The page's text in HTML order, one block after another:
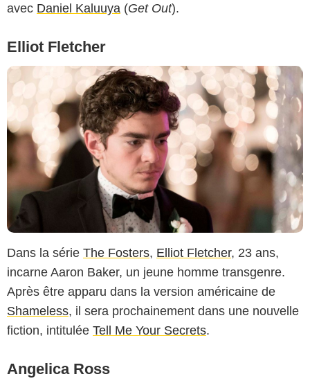
avec Daniel Kaluuya (Get Out).
Elliot Fletcher
Dans la série The Fosters, Elliot Fletcher, 23 ans,
incarne Aaron Baker, un jeune homme transgenre.
Après être apparu dans la version américaine de
Shameless, il sera prochainement dans une nouvelle
fiction, intitulée Tell Me Your Secrets.
Angelica Ross